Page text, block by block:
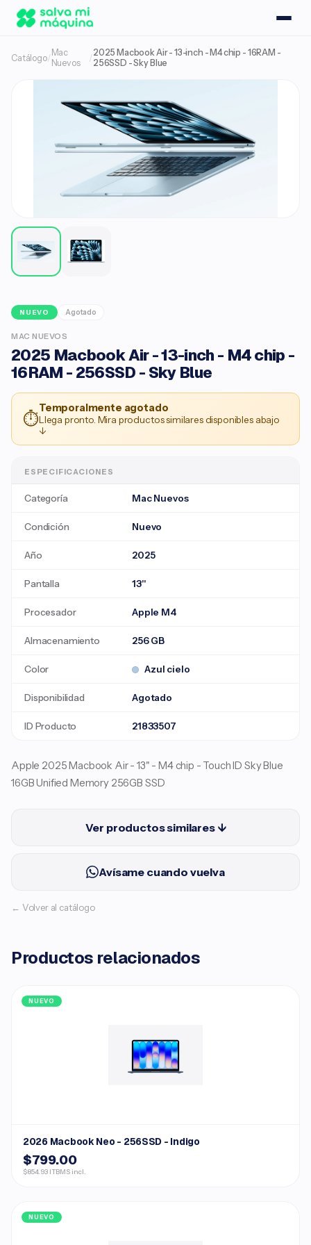
Catálogo/ Mac
Nuevos
/ 2025 Macbook Air - 13-inch - M4 chip - 16RAM -
256SSD - Sky Blue
NUEVO Agotado
MAC NUEVOS
2025 Macbook Air - 13-inch - M4 chip -
16RAM - 256SSD - Sky Blue
⏱
Temporalmente agotado
Llega pronto. Mira productos similares disponibles abajo
↓
ESPECIFICACIONES
Categoría Mac Nuevos
Condición Nuevo
Año 2025
Pantalla 13"
Procesador Apple M4
Almacenamiento 256 GB
Color Azul cielo
Disponibilidad Agotado
ID Producto 21833507
Apple 2025 Macbook Air - 13" - M4 chip - Touch ID Sky Blue
16GB Unified Memory 256GB SSD
Ver productos similares ↓
Avísame cuando vuelva
← Volver al catálogo
Productos relacionados
NUEVO
2026 Macbook Neo - 256SSD - Indigo
$799.00
$854.93 ITBMS incl.
NUEVO